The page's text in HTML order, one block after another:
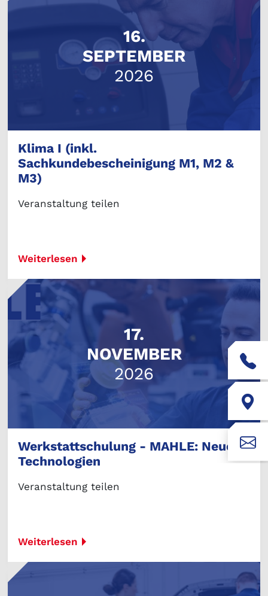
16.
SEPTEMBER
2026
Klima I (inkl.
Sachkundebescheinigung M1, M2 &
M3)
Veranstaltung teilen
Weiterlesen
17.
NOVEMBER
2026
Werkstattschulung - MAHLE: Neue
Technologien
Veranstaltung teilen
Weiterlesen